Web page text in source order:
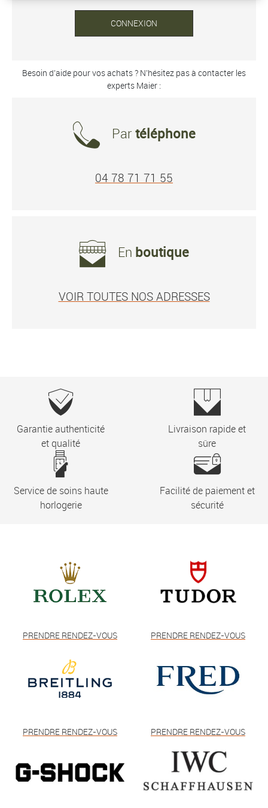
CONNEXION
Besoin d’aide pour vos achats ? N’hésitez pas à contacter les
experts Maier :
Par téléphone
04 78 71 71 55
En boutique
VOIR TOUTES NOS ADRESSES
Garantie authenticité
et qualité
Livraison rapide et
sûre
Service de soins haute
horlogerie
Facilité de paiement et
sécurité
PRENDRE RENDEZ-VOUS PRENDRE RENDEZ-VOUS
PRENDRE RENDEZ-VOUS PRENDRE RENDEZ-VOUS